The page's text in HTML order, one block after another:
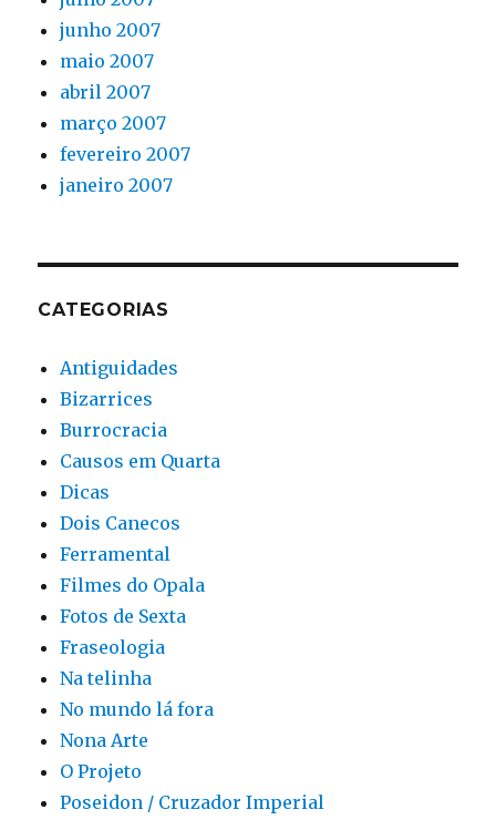
junho 2007
maio 2007
abril 2007
março 2007
fevereiro 2007
janeiro 2007
CATEGORIAS
Antiguidades
Bizarrices
Burrocracia
Causos em Quarta
Dicas
Dois Canecos
Ferramental
Filmes do Opala
Fotos de Sexta
Fraseologia
Na telinha
No mundo lá fora
Nona Arte
O Projeto
Poseidon / Cruzador Imperial